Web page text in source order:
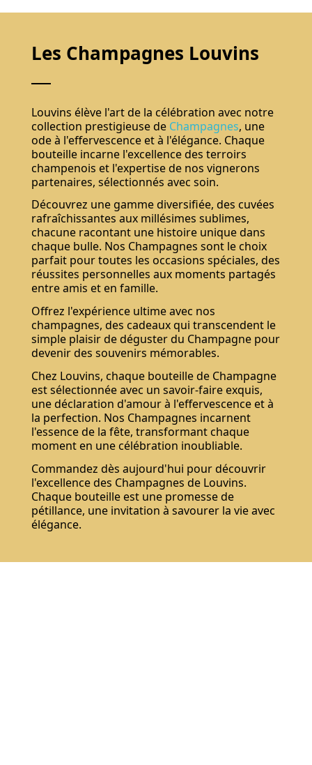
Les Champagnes Louvins
Louvins élève l'art de la célébration avec notre
collection prestigieuse de Champagnes, une
ode à l'effervescence et à l'élégance. Chaque
bouteille incarne l'excellence des terroirs
champenois et l'expertise de nos vignerons
partenaires, sélectionnés avec soin.
Découvrez une gamme diversifiée, des cuvées
rafraîchissantes aux millésimes sublimes,
chacune racontant une histoire unique dans
chaque bulle. Nos Champagnes sont le choix
parfait pour toutes les occasions spéciales, des
réussites personnelles aux moments partagés
entre amis et en famille.
Offrez l'expérience ultime avec nos
champagnes, des cadeaux qui transcendent le
simple plaisir de déguster du Champagne pour
devenir des souvenirs mémorables.
Chez Louvins, chaque bouteille de Champagne
est sélectionnée avec un savoir-faire exquis,
une déclaration d'amour à l'effervescence et à
la perfection. Nos Champagnes incarnent
l'essence de la fête, transformant chaque
moment en une célébration inoubliable.
Commandez dès aujourd'hui pour découvrir
l'excellence des Champagnes de Louvins.
Chaque bouteille est une promesse de
pétillance, une invitation à savourer la vie avec
élégance.